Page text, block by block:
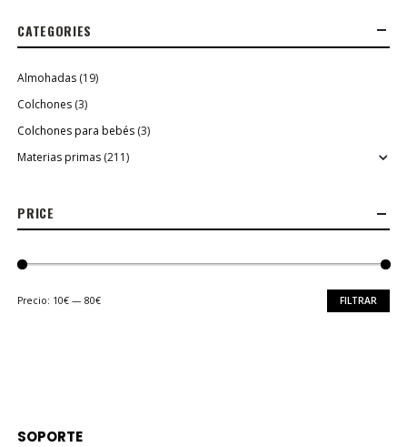
CATEGORIES
Almohadas (19)
Colchones (3)
Colchones para bebés (3)
Materias primas (211)
PRICE
Precio
Precio
FILTRAR
Precio: 10€ —80€
SOPORTE